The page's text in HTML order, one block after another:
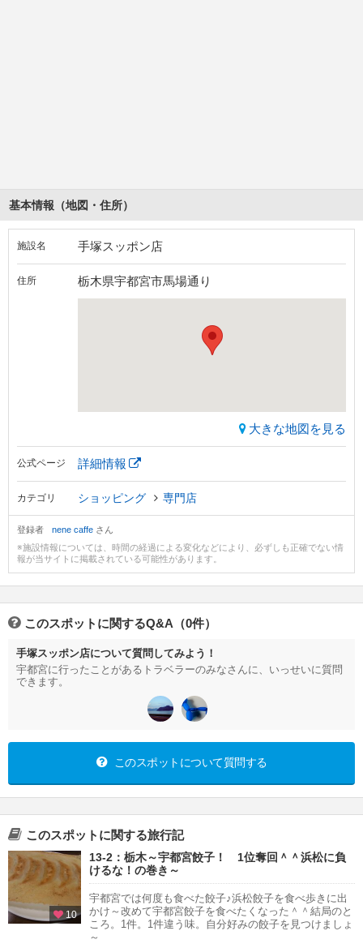
基本情報（地図・住所）
施設名 手塚スッポン店
住所 栃木県宇都宮市馬場通り
大きな地図を見る
公式ページ 詳細情報
カテゴリ ショッピング 専門店
登録者 nene caffe さん
※施設情報については、時間の経過による変化などにより、必ずしも正確でない情
報が当サイトに掲載されている可能性があります。
このスポットに関するQ&A（0件）
手塚スッポン店について質問してみよう！
宇都宮に行ったことがあるトラベラーのみなさんに、いっせいに質問
できます。
このスポットについて質問する
このスポットに関する旅行記
10
13-2：栃木～宇都宮餃子！ 1位奪回＾＾浜松に負
けるな！の巻き～
宇都宮では何度も食べた餃子♪浜松餃子を食べ歩きに出
かけ～改めて宇都宮餃子を食べたくなった＾＾結局のと
ころ。1件。1件違う味。自分好みの餃子を見つけましょ
～